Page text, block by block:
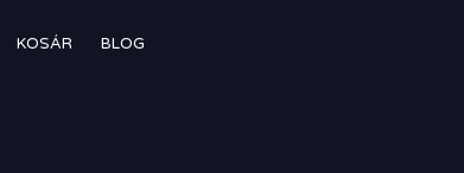
KOSÁR BLOG